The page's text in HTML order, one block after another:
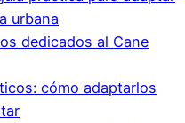
urbana
dedicados al Cane
cómo adaptarlos